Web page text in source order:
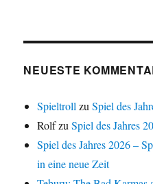
NEUESTE
Spieltroll zuSpiel des
RolfzuSpiel des Jahres
Spiel des Jahres 2026 –
in eine neue Zeit